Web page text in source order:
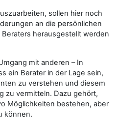
sollen hier noch
an die persönlichen
herausgestellt werden
mit anderen – In
ein Berater in der Lage sein,
zu verstehen und diesem
zu vermitteln. Dazu gehört,
Möglichkeiten bestehen, aber
können.